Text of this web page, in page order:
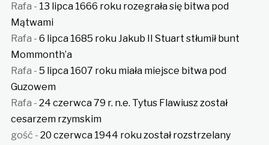
Rafa - 13 lipca 1666 roku rozegrała się bitwa pod
Mątwami
Rafa - 6 lipca 1685 roku Jakub II Stuart stłumił bunt
Mommonth’a
Rafa - 5 lipca 1607 roku miała miejsce bitwa pod
Guzowem
Rafa - 24 czerwca 79 r. n.e. Tytus Flawiusz został
cesarzem rzymskim
gość - 20 czerwca 1944 roku został rozstrzelany